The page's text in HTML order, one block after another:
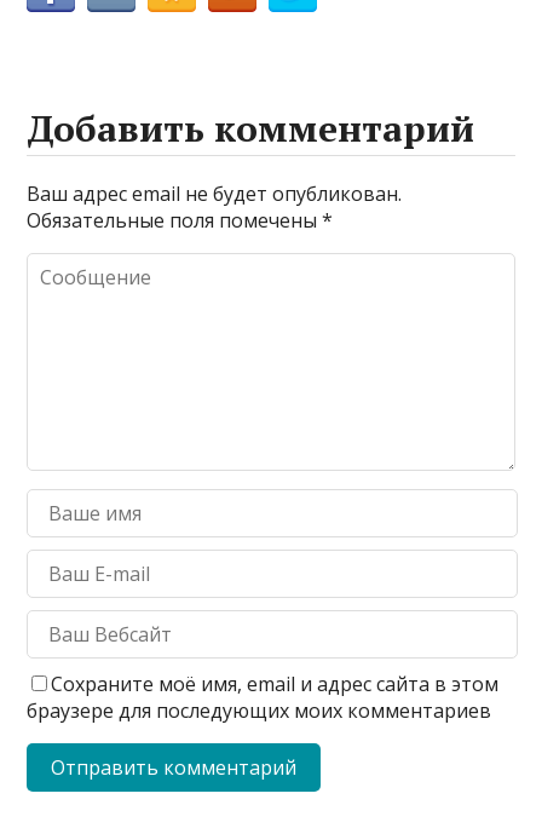
Добавить комментарий
Ваш адрес email не будет опубликован.
Обязательные поля помечены*
Сохраните моё имя, email и адрес сайта в этом
браузере для последующих моих комментариев